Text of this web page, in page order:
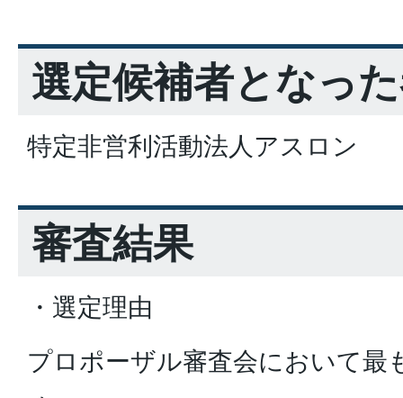
選定候補者となっ
特定非営利活動法人アスロン
審査結果
・選定理由
プロポーザル審査会において最